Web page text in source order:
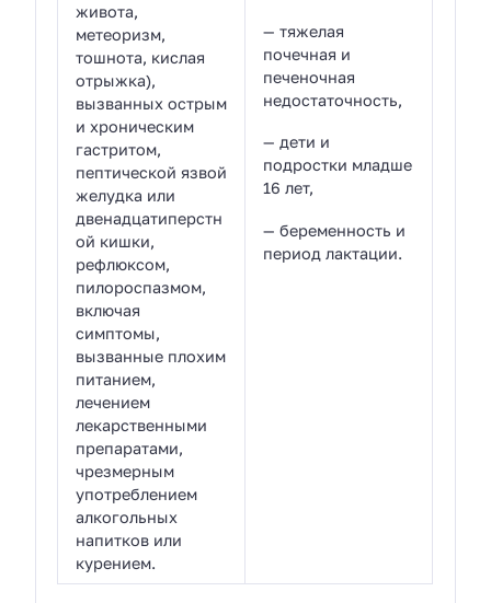
живота,
метеоризм,
тошнота, кислая
отрыжка),
вызванных острым
и хроническим
гастритом,
пептической язвой
желудка или
двенадцатиперстн
ой кишки,
рефлюксом,
пилороспазмом,
включая
симптомы,
вызванные плохим
питанием,
лечением
лекарственными
препаратами,
чрезмерным
употреблением
алкогольных
напитков или
курением.
— тяжелая
почечная и
печеночная
недостаточность,
— дети и
подростки младше
16 лет,
— беременность и
период лактации.